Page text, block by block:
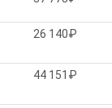
26 140₽
44 151₽